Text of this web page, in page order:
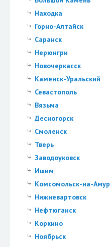
Находка
Горно-Алтайск
Саранск
Нерюнгри
Новочеркасск
Каменск-Уральский
Севастополь
Вязьма
Десногорск
Смоленск
Тверь
Заводоуковск
Ишим
Комсомольск-на-
Нижневартовск
Нефтюганск
Коркино
Ноябрьск